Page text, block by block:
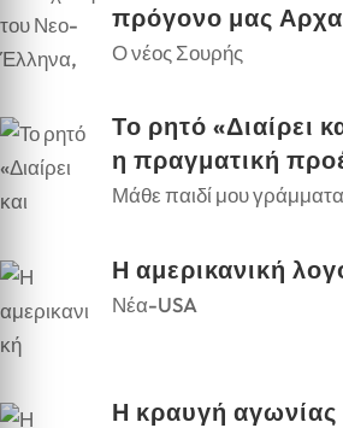
πρόγονο μας
Ο νέος Σουρής
Το ρητό «Διαίρει
η πραγματική
Μάθε παιδί μου γράμματα
Η αμερικανική
Νέα-USA
Η κραυγή